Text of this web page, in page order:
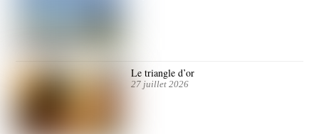
Le triangle d’or
27 juillet 2026